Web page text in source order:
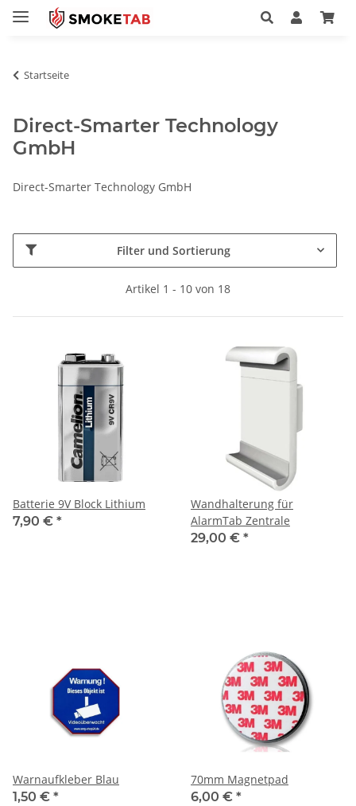
Startseite
Direct-Smarter Technology
GmbH
Direct-Smarter Technology GmbH
Filter und Sortierung
Artikel 1 - 10 von 18
Batterie 9V Block Lithium
7,90 € *
Wandhalterung für
AlarmTab Zentrale
29,00 € *
Warnaufkleber Blau
1,50 € *
70mm Magnetpad
6,00 € *